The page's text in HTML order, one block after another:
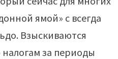
ямой» с всегда
Взыскиваются
за периоды